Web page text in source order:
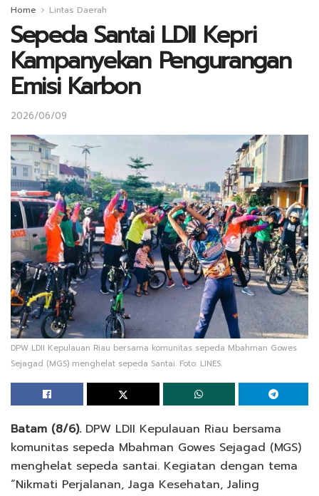
Home Lintas Daerah
Sepeda Santai LDII Kepri
Kampanyekan Pengurangan
Emisi Karbon
2026/06/09
DPW LDII Kepulauan Riau bersama komunitas sepeda Mbahman Gowes
Sejagad (MGS) menghelat sepeda Santai. Foto: LINES.
Batam (8/6).DPW LDII Kepulauan Riau bersama
komunitas sepeda Mbahman Gowes Sejagad (MGS)
menghelat sepeda santai. Kegiatan dengan tema
“Nikmati Perjalanan, Jaga Kesehatan, Jaling